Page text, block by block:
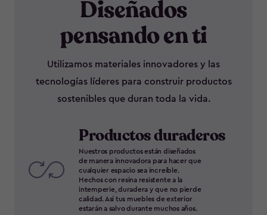
Diseñados
pensando en ti
Utilizamos materiales innovadores y las
tecnologías líderes para construir productos
sostenibles que duran toda la vida.
Productos duraderos
Nuestros productos están diseñados
de manera innovadora para hacer que
cualquier espacio sea increíble.
Hechos con resina resistente a la
intemperie, duradera y que no pierde
calidad. Así tus muebles de exterior
estarán a salvo durante muchos años.